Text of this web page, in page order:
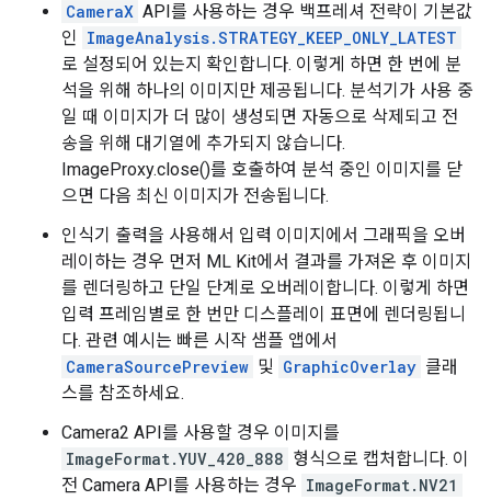
CameraX API를 사용하는 경우 백프레셔 전략이 기본값
인 ImageAnalysis.STRATEGY_KEEP_ONLY_LATEST
로 설정되어 있는지 확인합니다. 이렇게 하면 한 번에 분
석을 위해 하나의 이미지만 제공됩니다. 분석기가 사용 중
일 때 이미지가 더 많이 생성되면 자동으로 삭제되고 전
송을 위해 대기열에 추가되지 않습니다.
ImageProxy.close()를 호출하여 분석 중인 이미지를 닫
으면 다음 최신 이미지가 전송됩니다.
인식기 출력을 사용해서 입력 이미지에서 그래픽을 오버
레이하는 경우 먼저 ML Kit에서 결과를 가져온 후 이미지
를 렌더링하고 단일 단계로 오버레이합니다. 이렇게 하면
입력 프레임별로 한 번만 디스플레이 표면에 렌더링됩니
다. 관련 예시는 빠른 시작 샘플 앱에서
CameraSourcePreview 및 GraphicOverlay 클래
스를 참조하세요.
Camera2 API를 사용할 경우 이미지를
ImageFormat.YUV_420_888 형식으로 캡처합니다. 이
전 Camera API를 사용하는 경우 ImageFormat.NV21